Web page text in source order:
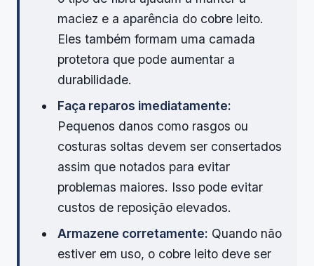
maciez e a aparência do cobre leito.
Eles também formam uma camada
protetora que pode aumentar a
durabilidade.
Faça reparos imediatamente:
Pequenos danos como rasgos ou
costuras soltas devem ser consertados
assim que notados para evitar
problemas maiores. Isso pode evitar
custos de reposição elevados.
Armazene corretamente: Quando não
estiver em uso, o cobre leito deve ser